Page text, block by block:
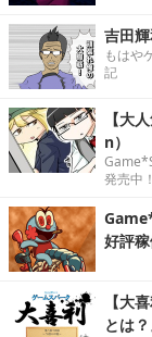
吉田
もはや
記
【大
n）
発売中！
好評稼
【大
とは